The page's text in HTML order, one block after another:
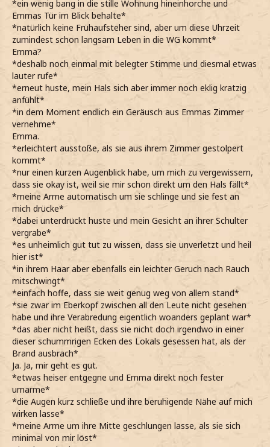
*ein wenig bang in die stille Wohnung hineinhorche und
Emmas Tür im Blick behalte*
*natürlich keine Frühaufsteher sind, aber um diese Uhrzeit
zumindest schon langsam Leben in die WG kommt*
Emma?
*deshalb noch einmal mit belegter Stimme und diesmal etwas
lauter rufe*
*erneut huste, mein Hals sich aber immer noch eklig kratzig
anfühlt*
*in dem Moment endlich ein Geräusch aus Emmas Zimmer
vernehme*
Emma.
*erleichtert ausstoße, als sie aus ihrem Zimmer gestolpert
kommt*
*nur einen kurzen Augenblick habe, um mich zu vergewissern,
dass sie okay ist, weil sie mir schon direkt um den Hals fällt*
*meine Arme automatisch um sie schlinge und sie fest an
mich drücke*
*dabei unterdrückt huste und mein Gesicht an ihrer Schulter
vergrabe*
*es unheimlich gut tut zu wissen, dass sie unverletzt und heil
hier ist*
*in ihrem Haar aber ebenfalls ein leichter Geruch nach Rauch
mitschwingt*
*einfach hoffe, dass sie weit genug weg von allem stand*
*sie zwar im Eberkopf zwischen all den Leute nicht gesehen
habe und ihre Verabredung eigentlich woanders geplant war*
*das aber nicht heißt, dass sie nicht doch irgendwo in einer
dieser schummrigen Ecken des Lokals gesessen hat, als der
Brand ausbrach*
Ja. Ja, mir geht es gut.
*etwas heiser entgegne und Emma direkt noch fester
umarme*
*die Augen kurz schließe und ihre beruhigende Nähe auf mich
wirken lasse*
*meine Arme um ihre Mitte geschlungen lasse, als sie sich
minimal von mir löst*